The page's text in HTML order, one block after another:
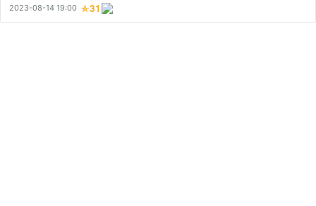
に行ってみます。水のクリスタルを守るクラーケンと対決です！
それ…
2023-08-14 19:00